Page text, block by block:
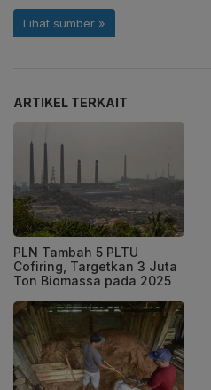
ARTIKEL TERKAIT
PLN Tambah 5 PLTU
Cofiring, Targetkan 3 Juta
Ton Biomassa pada 2025